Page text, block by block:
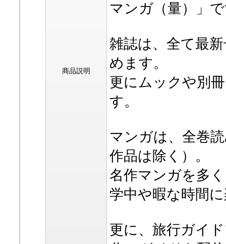
商品説明
マンガ（量）」
雑誌は、全て最
めます。
更にムックや別
す。
マンガは、全巻
作品は除く）。
名作マンガを多
学中や暇な時間
更に、旅行ガイ